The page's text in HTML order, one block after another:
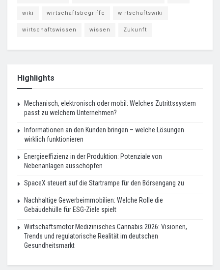
wiki wirtschaftsbegriffe wirtschaftswiki
wirtschaftswissen wissen Zukunft
Highlights
Mechanisch, elektronisch oder mobil: Welches Zutrittssystem
passt zu welchem Unternehmen?
Informationen an den Kunden bringen – welche Lösungen
wirklich funktionieren
Energieeffizienz in der Produktion: Potenziale von
Nebenanlagen ausschöpfen
SpaceX steuert auf die Startrampe für den Börsengang zu
Nachhaltige Gewerbeimmobilien: Welche Rolle die
Gebäudehülle für ESG-Ziele spielt
Wirtschaftsmotor Medizinisches Cannabis 2026: Visionen,
Trends und regulatorische Realität im deutschen
Gesundheitsmarkt